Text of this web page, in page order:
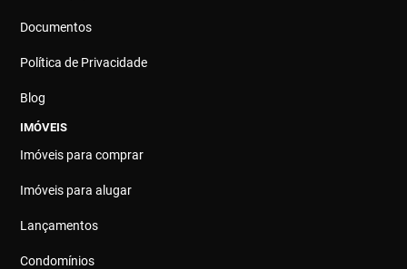
Documentos
Política de Privacidade
Blog
IMÓVEIS
Imóveis para comprar
Imóveis para alugar
Lançamentos
Condomínios